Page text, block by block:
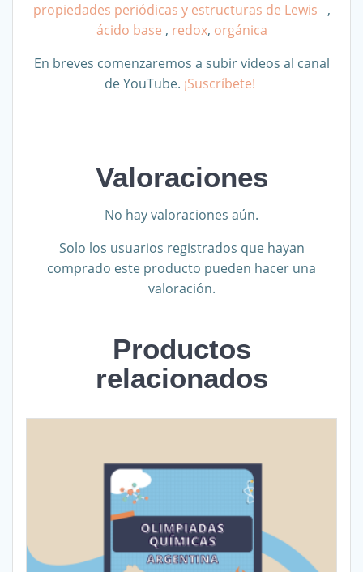
propiedades periódicas y estructuras de Lewis
,
ácido base , redox, orgánica
En breves comenzaremos a subir videos al canal
de YouTube. ¡Suscríbete!
Valoraciones
No hay valoraciones aún.
Solo los usuarios registrados que hayan
comprado este producto pueden hacer una
valoración.
Productos
relacionados